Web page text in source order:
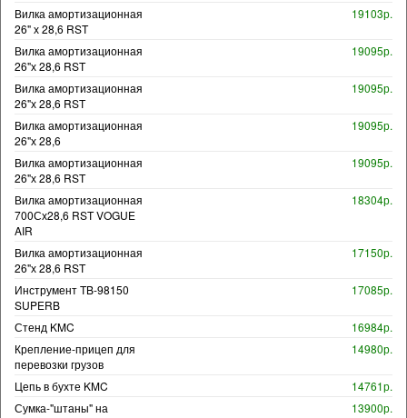
Вилка амортизационная
26" х 28,6 RST
19103р.
Вилка амортизационная
26"х 28,6 RST
19095р.
Вилка амортизационная
26"х 28,6 RST
19095р.
Вилка амортизационная
26"х 28,6
19095р.
Вилка амортизационная
26"х 28,6 RST
19095р.
Вилка амортизационная
700Сх28,6 RST VOGUE
AIR
18304р.
Вилка амортизационная
26"х 28,6 RST
17150р.
Инструмент TB-98150
SUPERB
17085р.
Стенд KMC
16984р.
Крепление-прицеп для
перевозки грузов
14980р.
Цепь в бухте KMC
14761р.
Сумка-"штаны" на
13900р.